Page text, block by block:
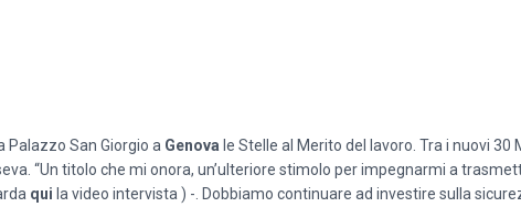
Palazzo San Giorgio a Genova le Stelle al Merito del lavoro. Tra i nuovi 30
“Un titolo che mi onora, un’ulteriore stimolo per impegnarmi a
qui la video intervista ) -. Dobbiamo continuare ad investire sulla